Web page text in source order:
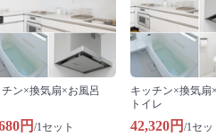
チン×換気扇×お風呂
円 /1セット
キッチン×換気扇
トイレ
42,320円 /1セッ